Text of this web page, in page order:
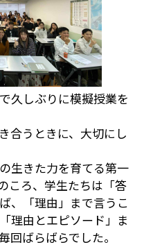
久しぶりに模擬授業を
合うときに、大切にし
生きた力を育てる第一
ころ、学生たちは「答
、「理由」まで言うこ
理由とエピソード」ま
回ばらばらでした。